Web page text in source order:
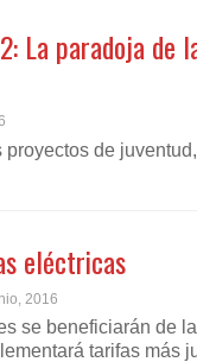
La paradoja de
proyectos de
eléctricas
2016
se beneficiarán de
tarifas más